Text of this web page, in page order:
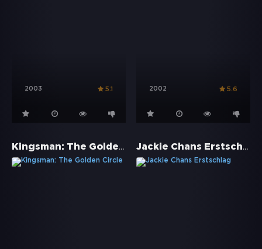
2003 5.1 2002 5.6
Kingsman: The Golden Circle Jackie Chans Erstschlag